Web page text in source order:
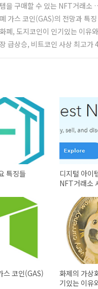
을 구매할 수 있는 NFT거래소
가스 코인(GAS)의 전망과 특징
폐, 도지코인이 인기있는 이유와
급상승, 비트코인 사상 최고가
특징들
디지털 아이
NFT거래소
스 코인(GAS)
화제의 가상
기있는 이유